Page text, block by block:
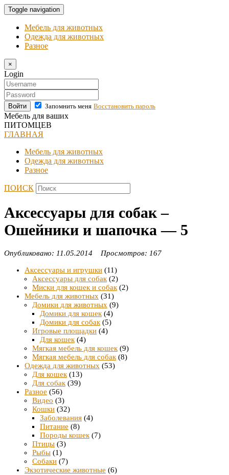
Toggle navigation
Мебель для животных
Одежда для животных
Разное
×
Login
Войти Запомнить меня Восстановить пароль
Мебель для ваших
ПИТОМЦЕВ
ГЛАВНАЯ
Мебель для животных
Одежда для животных
Разное
ПОИСК
Аксессуары для собак –
Ошейники и шапочка — 5
Опубликовано: 11.05.2014 Просмотров: 167
Аксессуары и игрушки (11)
Аксессуары для собак (2)
Миски для кошек и собак (2)
Мебель для животных (31)
Домики для животных (9)
Домики для кошек (4)
Домики для собак (5)
Игровые площадки (4)
Для кошек (4)
Мягкая мебель для кошек (9)
Мягкая мебель для собак (8)
Одежда для животных (53)
Для кошек (13)
Для собак (39)
Разное (56)
Видео (3)
Кошки (32)
Заболевания (4)
Питание (8)
Породы кошек (7)
Птицы (3)
Рыбы (1)
Собаки (7)
Экзотические животные (6)